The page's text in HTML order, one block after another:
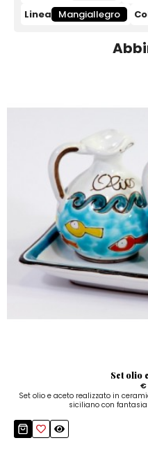
Linea
Mangiallegro
Set olio
€
Set olio e aceto realizzato in
siciliano con